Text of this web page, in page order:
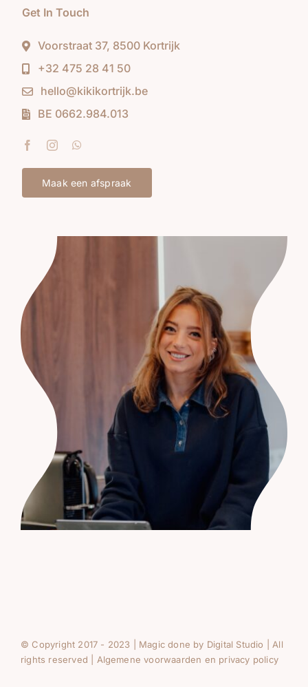
Get In Touch
Voorstraat 37, 8500 Kortrijk
+32 475 28 41 50
hello@kikikortrijk.be
BE 0662.984.013
Maak een afspraak
© Copyright 2017 - 2023 | Magic done by Digital Studio | All
rights reserved | Algemene voorwaarden en privacy policy